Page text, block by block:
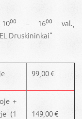
00 – 1600
val.,
Druskininkai“
99,00 €
+
(1
149,00 €